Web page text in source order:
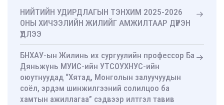
НИЙТИЙН УДИРДЛАГЫН ТЭНХИМ 2025-2026
ОНЫ ХИЧЭЭЛИЙН ЖИЛИЙГ АМЖИЛТААР ДҮҮРЭН
ҮДЛЭЭ
БНХАУ-ын Жилинь их сургуулийн профессор Ба
Дяньжүнь МУИС-ийн УТСОУХНУС-ийн
оюутнуудад “Хятад, Монголын залуучуудын
соёл, эрдэм шинжилгээний солилцоо ба
хамтын ажиллагаа” сэдвээр илтгэл тавив